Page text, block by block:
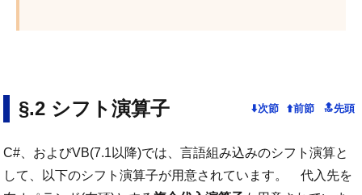
シフト演算子
C#、およびVB(7.1以降)では、言語組み込みのシフト演算と
して、以下のシフト演算子が用意されています。 代入先を